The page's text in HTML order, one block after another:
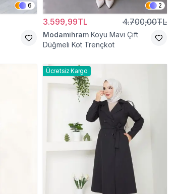
6 2
3.599,99TL 4.700,00TL
Modamihram Koyu Mavi Çift
Düğmeli Kot Trençkot
Ücretsiz Kargo